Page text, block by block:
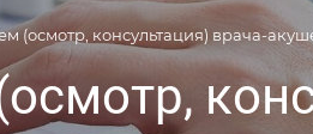
(осмотр, консультация) врача-